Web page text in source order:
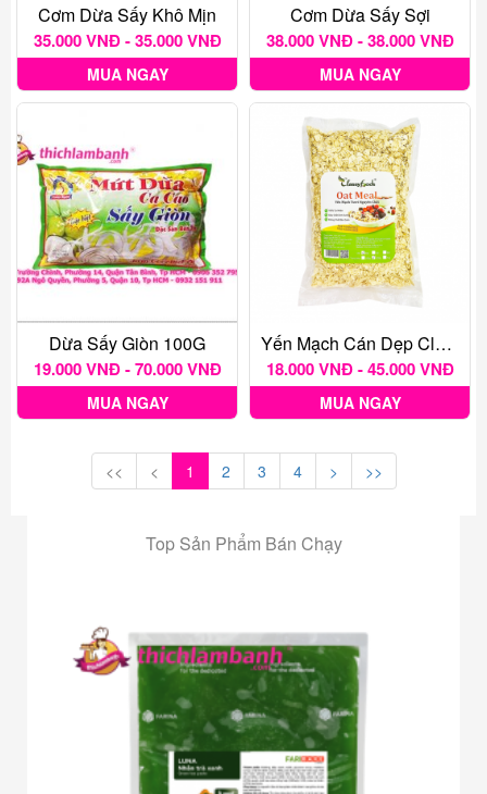
Cơm Dừa Sấy Khô Mịn
35.000 VNĐ - 35.000 VNĐ
MUA NGAY
Cơm Dừa Sấy Sợi
38.000 VNĐ - 38.000 VNĐ
MUA NGAY
Dừa Sấy Giòn 100G
19.000 VNĐ - 70.000 VNĐ
MUA NGAY
Yến Mạch Cán Dẹp Classy Foods
18.000 VNĐ - 45.000 VNĐ
MUA NGAY
<< < 1 2 3 4 > >>
Top Sản Phẩm Bán Chạy